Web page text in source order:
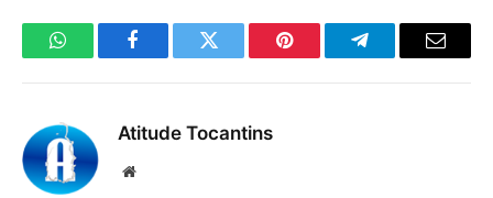
WhatsAppFacebookTwitter Pinterest TelegramaE-
Atitude Tocantins
Site